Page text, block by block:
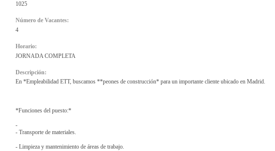
1025
Número de Vacantes:
4
Horario:
JORNADA COMPLETA
Descripción:
En *Empleabilidad ETT, buscamos **peones de construcción* para un importante cliente ubicado en Madrid.
*Funciones del puesto:*
-
- Transporte de materiales.
- Limpieza y mantenimiento de áreas de trabajo.